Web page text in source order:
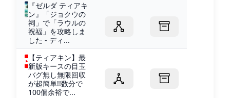
『ゼルダ ティアキ
ン』「ジョクウの
祠」で「ラウルの
祝福」を攻略しま
した - ディ...
【ティアキン】最
新版キースの目玉
バグ無し無限回収
が超簡単!!数分で
100個余裕で...